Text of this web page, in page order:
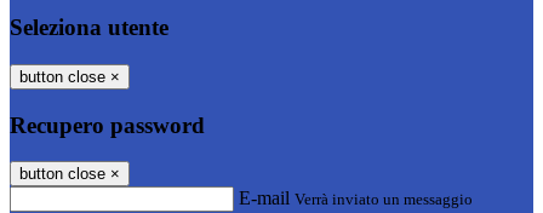
Seleziona utente
button close ×
Recupero password
button close ×
E-mail Verrà inviato un messaggio